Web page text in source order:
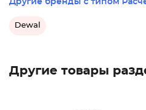
Dewal
Другие товары